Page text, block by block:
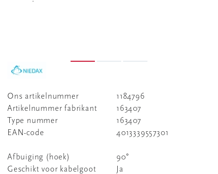
Ons artikelnummer
1184796
Artikelnummer fabrikant
163407
Type nummer
163407
EAN-code
4013339557301
Afbuiging (hoek)
90°
Geschikt voor kabelgoot
Ja